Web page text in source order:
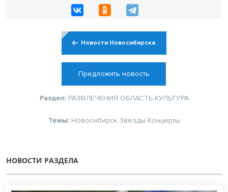
Новости Новосибирска
Предложить новость
Раздел: РАЗВЛЕЧЕНИЯ ОБЛАСТЬ КУЛЬТУРА
Темы: Новосибирск Звезды Концерты
НОВОСТИ РАЗДЕЛА